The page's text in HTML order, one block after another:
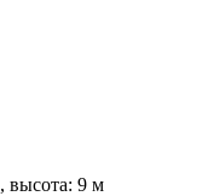
высота: 9 м